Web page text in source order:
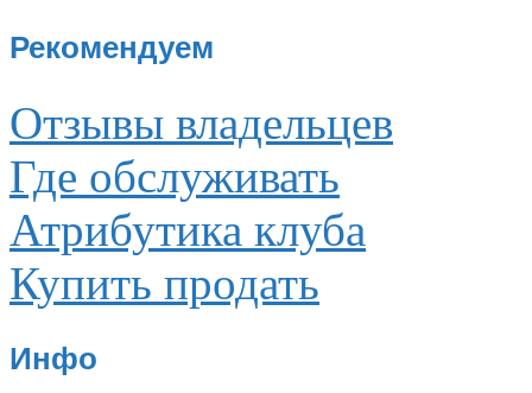
Рекомендуем
Отзывы владельцев
Где обслуживать
Атрибутика клуба
Купить продать
Инфо